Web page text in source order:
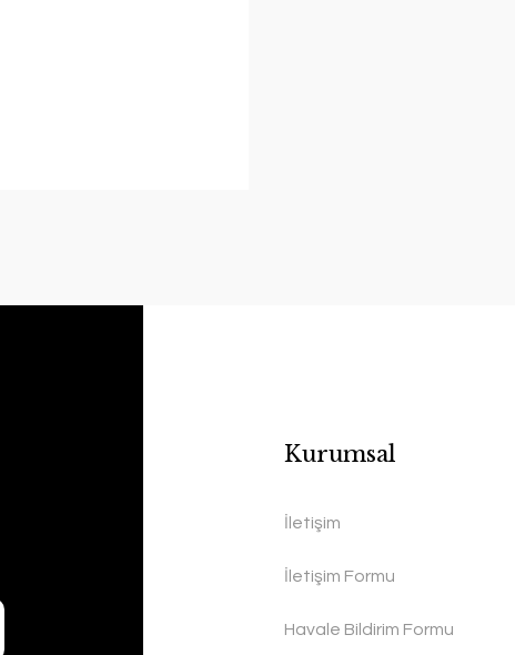
Kurumsal
İletişim
İletişim Formu
Havale Bildirim Formu